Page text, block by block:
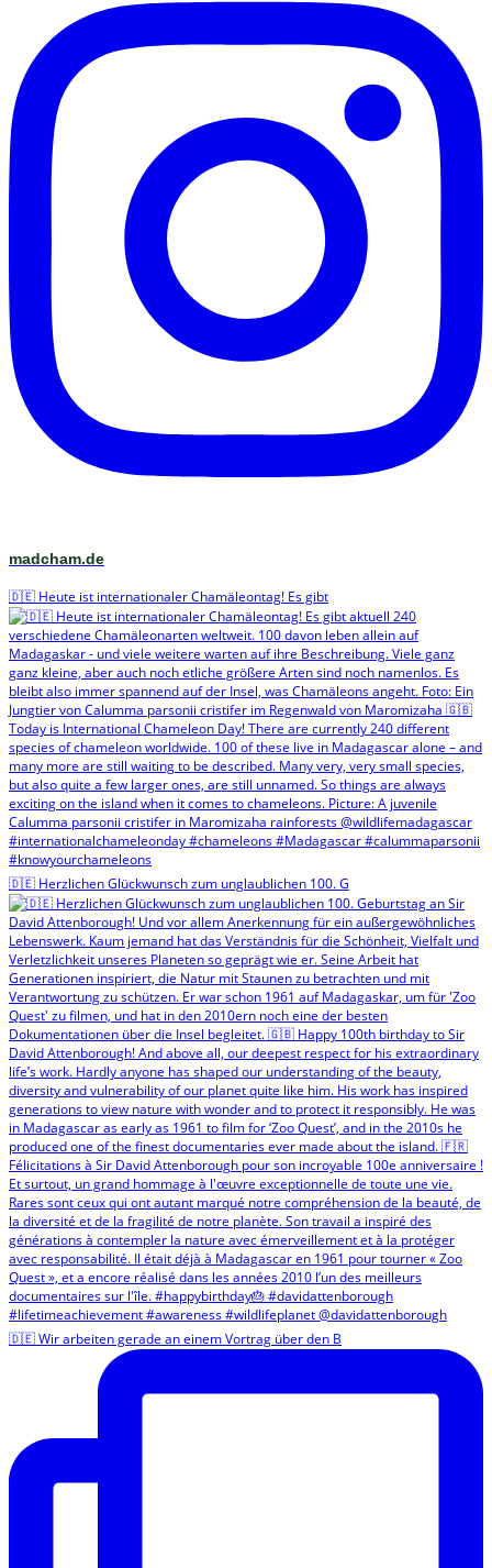
madcham.de
🇩🇪 Heute ist internationaler Chamäleontag! Es gibt
🇩🇪 Herzlichen Glückwunsch zum unglaublichen 100. G
🇩🇪 Wir arbeiten gerade an einem Vortrag über den B